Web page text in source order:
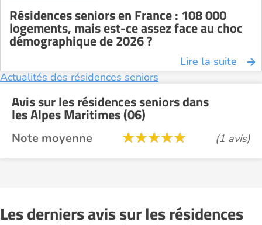
Résidences seniors en France : 108 000
logements, mais est-ce assez face au choc
démographique de 2026 ?
Lire la suite
Actualités des résidences seniors
Avis sur les résidences seniors dans
les Alpes Maritimes (06)
Note moyenne (1 avis)
Les derniers avis sur les résidences